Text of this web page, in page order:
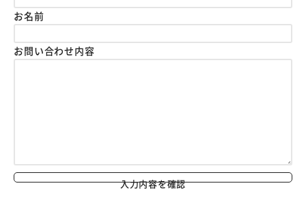
お名前
お問い合わせ内容
入力内容を確認